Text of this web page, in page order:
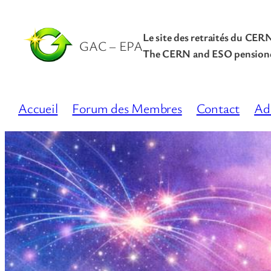
GAC – EPALe site des retraités du
The CERN and ESO
Accueil Forum des Membres Contact